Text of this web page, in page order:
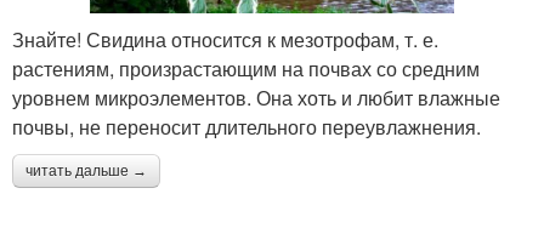
Знайте! Свидина относится к мезотрофам, т. е.
растениям, произрастающим на почвах со средним
уровнем микроэлементов. Она хоть и любит влажные
почвы, не переносит длительного переувлажнения.
читать дальше →